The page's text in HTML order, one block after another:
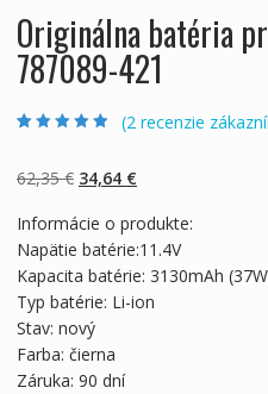
Originálna batéria
787089-421
základe
zákazníckych
(2 recenzie
62,35€ Pôvodná
bola:
62,35 €.
34,64 €Aktuálna
je:
34,64 €.
Informácie o produkte:
Napätie batérie:11.4V
Kapacita batérie: 3130mAh
Typ batérie: Li-ion
Stav: nový
Farba: čierna
Záruka: 90 dní